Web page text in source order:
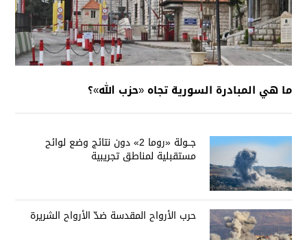
ما هي المبادرة السورية تجاه «حزب الله»؟
جــولة «روما 2» دون نتائج وضع لوائح
مستقبلية لمناطق تجريبية
حرب الأرواح المقدسة ضدّ الأرواح الشريرة